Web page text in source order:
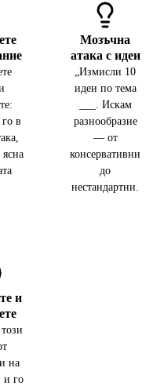
в
Мозъчна
атака с идеи
„Измисли 10
идеи по тема
___. Искам
разнообразие
— от
консервативни
до
нестандартни.
и
на
и го